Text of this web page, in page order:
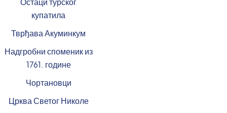
купатила
Тврђава Акуминкум
Надгробни споменик из
1761. године
Чортановци
Црква Светог Николе